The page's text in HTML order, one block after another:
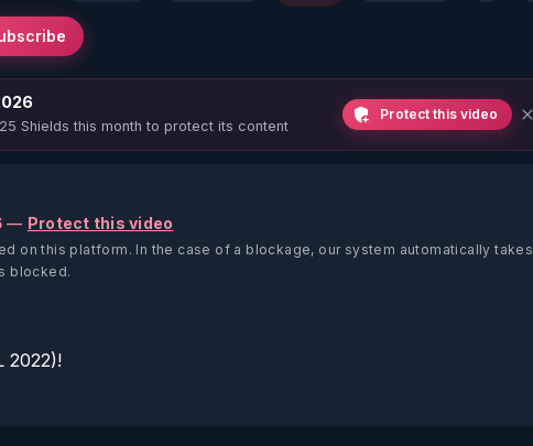
Shields this month to protect its content
Protect this video
— Protect this video
on this platform. In the case of a blockage, our system automatically takes
blocked.
2022)!